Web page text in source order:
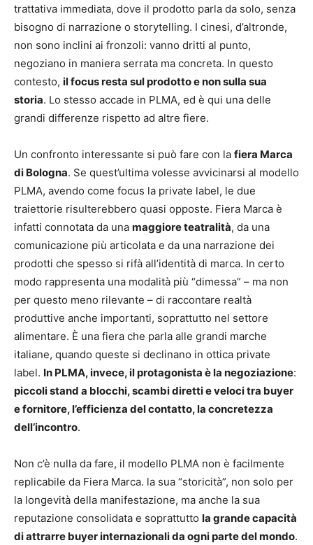
trattativa immediata, dove il prodotto parla da solo, senza
bisogno di narrazione o storytelling. I cinesi, d’altronde,
non sono inclini ai fronzoli: vanno dritti al punto,
negoziano in maniera serrata ma concreta. In questo
contesto, il focus resta sul prodotto e non sulla sua
storia. Lo stesso accade in PLMA, ed è qui una delle
grandi differenze rispetto ad altre fiere.
Un confronto interessante si può fare con la fiera Marca
di Bologna. Se quest’ultima volesse avvicinarsi al modello
PLMA, avendo come focus la private label, le due
traiettorie risulterebbero quasi opposte. Fiera Marca è
infatti connotata da una maggiore teatralità, da una
comunicazione più articolata e da una narrazione dei
prodotti che spesso si rifà all’identità di marca. In certo
modo rappresenta una modalità più “dimessa” – ma non
per questo meno rilevante – di raccontare realtà
produttive anche importanti, soprattutto nel settore
alimentare. È una fiera che parla alle grandi marche
italiane, quando queste si declinano in ottica private
label. In PLMA, invece, il protagonista è la negoziazione:
piccoli stand a blocchi, scambi diretti e veloci tra buyer
e fornitore, l’efficienza del contatto, la concretezza
dell’incontro.
Non c’è nulla da fare, il modello PLMA non è facilmente
replicabile da Fiera Marca. la sua “storicità”, non solo per
la longevità della manifestazione, ma anche la sua
reputazione consolidata e soprattutto la grande capacità
di attrarre buyer internazionali da ogni parte del mondo.